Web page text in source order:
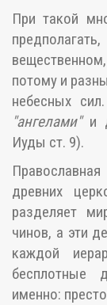
При такой
потому и
небесных
"ангелами"и
Иуды ст. 9).
древних
разделяет
чинов, а эти
каждой
бесплотные
именно: